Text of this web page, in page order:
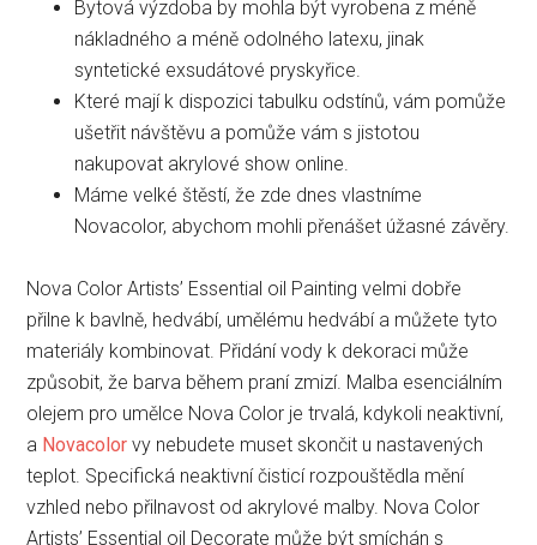
Bytová výzdoba by mohla být vyrobena z méně
nákladného a méně odolného latexu, jinak
syntetické exsudátové pryskyřice.
Které mají k dispozici tabulku odstínů, vám pomůže
ušetřit návštěvu a pomůže vám s jistotou
nakupovat akrylové show online.
Máme velké štěstí, že zde dnes vlastníme
Novacolor, abychom mohli přenášet úžasné závěry.
Nova Color Artists’ Essential oil Painting velmi dobře
přilne k bavlně, hedvábí, umělému hedvábí a můžete tyto
materiály kombinovat. Přidání vody k dekoraci může
způsobit, že barva během praní zmizí. Malba esenciálním
olejem pro umělce Nova Color je trvalá, kdykoli neaktivní,
a Novacolor vy nebudete muset skončit u nastavených
teplot. Specifická neaktivní čisticí rozpouštědla mění
vzhled nebo přilnavost od akrylové malby. Nova Color
Artists’ Essential oil Decorate může být smíchán s